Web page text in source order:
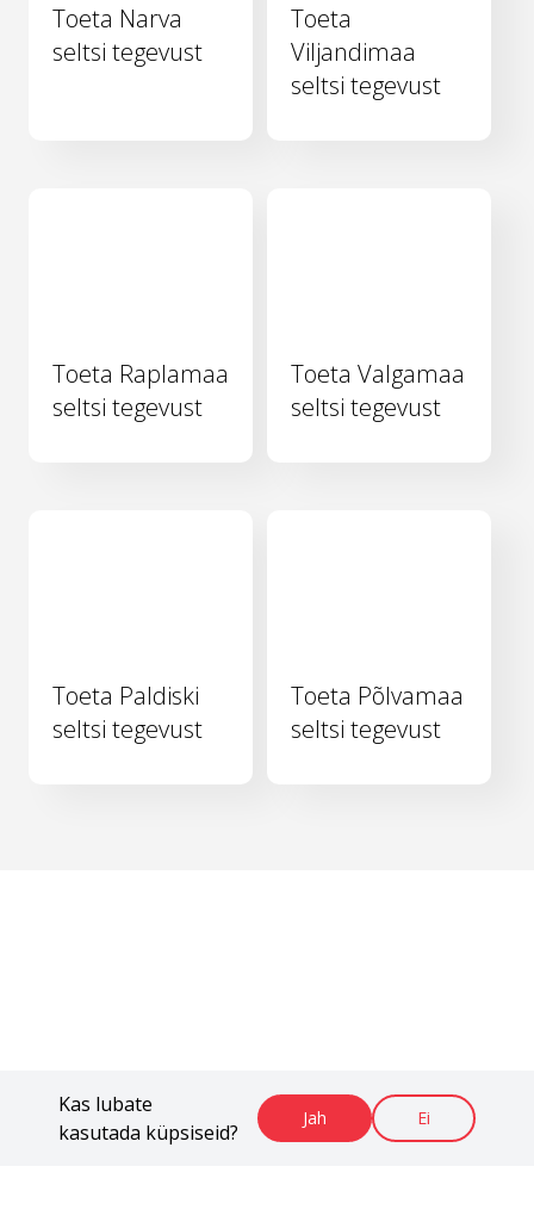
Kas lubate
kasutada küpsiseid?
Jah Ei
Toeta Narva
seltsi tegevust
Toeta
Viljandimaa
seltsi tegevust
Toeta Raplamaa
seltsi tegevust
Toeta Valgamaa
seltsi tegevust
Toeta Paldiski
seltsi tegevust
Toeta Põlvamaa
seltsi tegevust